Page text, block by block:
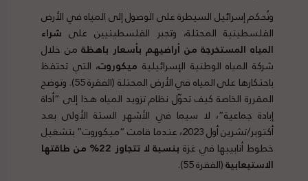
وتُحكم إسرائيل السيطرة على الوصول إلى المياه في الأرض
الفلسطينية المحتلة، وتجبر الفلسطينيين على شراء
المياه المستخرجة من أراضيهم بأسعار باهظةمن خلال
شركة المياه الوطنية الإسرائيلية ميكوروت، التي تحتفظ
باحتكارها على المياه في الأرض المحتلة (الفقرة 55). وتوضح
المقررة الخاصة كيف تحوّل نظام تزويد المياه هذا إلى “أداة
إبادة جماعية”، لا سيما في الأشهر الستة الأولى بعد
أكتوبر/تشرين أول 2023، عندما قامت “ميكوروت” بتشغيل
خطوط أنابيبها في غزة
بنسبة لا تتجاوز 22% من طاقتها
الاستيعابية(الفقرة 55).